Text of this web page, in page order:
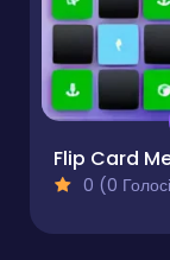
Flip Card
0 (0